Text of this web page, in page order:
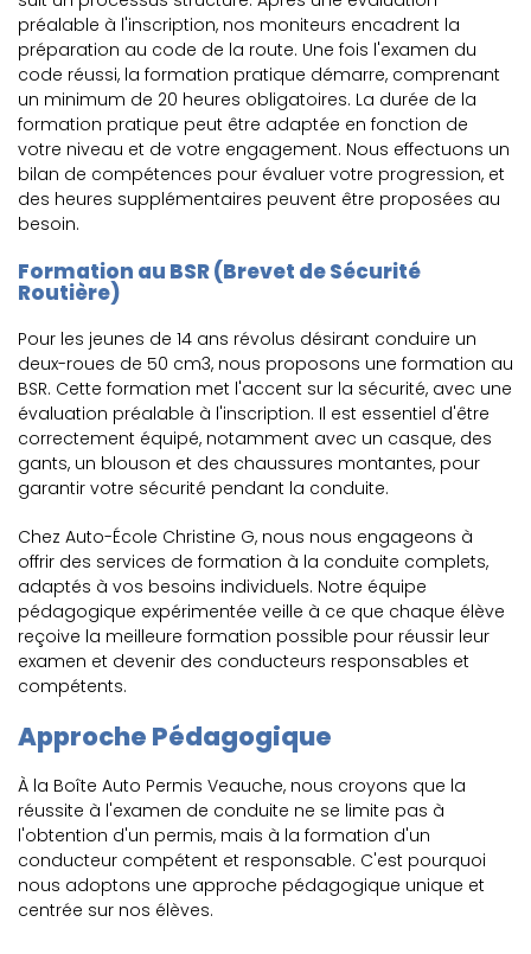
préalable à l'inscription, nos moniteurs encadrent la
préparation au code de la route. Une fois l'examen du
code réussi, la formation pratique démarre, comprenant
un minimum de 20 heures obligatoires. La durée de la
formation pratique peut être adaptée en fonction de
votre niveau et de votre engagement. Nous effectuons un
bilan de compétences pour évaluer votre progression, et
des heures supplémentaires peuvent être proposées au
besoin.
Formation au BSR (Brevet de Sécurité
Routière)
Pour les jeunes de 14 ans révolus désirant conduire un
deux-roues de 50 cm3, nous proposons une formation au
BSR. Cette formation met l'accent sur la sécurité, avec une
évaluation préalable à l'inscription. Il est essentiel d'être
correctement équipé, notamment avec un casque, des
gants, un blouson et des chaussures montantes, pour
garantir votre sécurité pendant la conduite.
Chez Auto-École Christine G, nous nous engageons à
offrir des services de formation à la conduite complets,
adaptés à vos besoins individuels. Notre équipe
pédagogique expérimentée veille à ce que chaque élève
reçoive la meilleure formation possible pour réussir leur
examen et devenir des conducteurs responsables et
compétents.
Approche Pédagogique
À la Boîte Auto Permis Veauche, nous croyons que la
réussite à l'examen de conduite ne se limite pas à
l'obtention d'un permis, mais à la formation d'un
conducteur compétent et responsable. C'est pourquoi
nous adoptons une approche pédagogique unique et
centrée sur nos élèves.